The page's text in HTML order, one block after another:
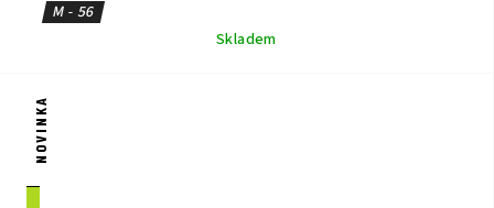
M - 56
Skladem
NOVINKA